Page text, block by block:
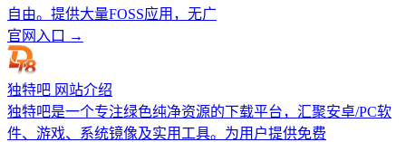
自由。提供大量FOSS应用，无广
官网入口 →
独特吧 网站介绍
独特吧是一个专注绿色纯净资源的下载平台，汇聚安卓/PC软
件、游戏、系统镜像及实用工具。为用户提供免费